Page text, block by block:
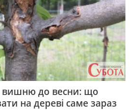
до весни: що
на дереві саме зараз